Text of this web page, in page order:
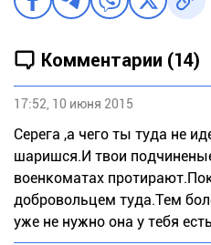
Комментарии (14)
17:52, 10 июня 2015
Серега ,а чего ты туда не
шаришся.И твои
военкоматах
добровольцем туда.Тем
уже не нужно она у тебя